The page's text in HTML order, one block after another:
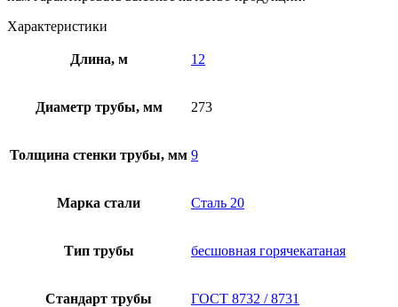
Характеристики
Длина, м 12
Диаметр трубы, мм 273
Толщина стенки трубы, мм 9
Марка стали Сталь 20
Тип трубы бесшовная горячекатаная
Стандарт трубы ГОСТ 8732 / 8731